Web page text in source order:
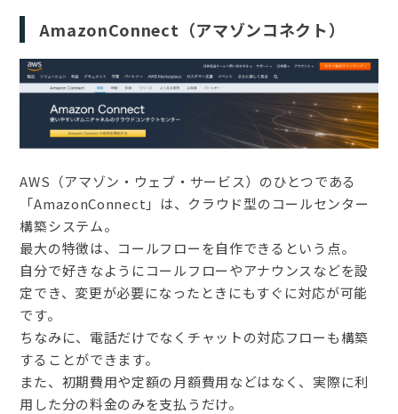
AmazonConnect（アマゾンコネクト）
AWS（アマゾン・ウェブ・サービス）のひとつである
「AmazonConnect」は、クラウド型のコールセンター
構築システム。
最大の特徴は、コールフローを自作できるという点。
自分で好きなようにコールフローやアナウンスなどを設
定でき、変更が必要になったときにもすぐに対応が可能
です。
ちなみに、電話だけでなくチャットの対応フローも構築
することができます。
また、初期費用や定額の月額費用などはなく、実際に利
用した分の料金のみを支払うだけ。